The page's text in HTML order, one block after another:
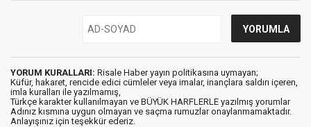
YORUM KURALLARI: Risale Haber yayın politikasına uymayan;
Küfür, hakaret, rencide edici cümleler veya imalar, inançlara saldırı içeren,
imla kuralları ile yazılmamış,
Türkçe karakter kullanılmayan ve BÜYÜK HARFLERLE yazılmış yorumlar
Adınız kısmına uygun olmayan ve saçma rumuzlar onaylanmamaktadır.
Anlayışınız için teşekkür ederiz.